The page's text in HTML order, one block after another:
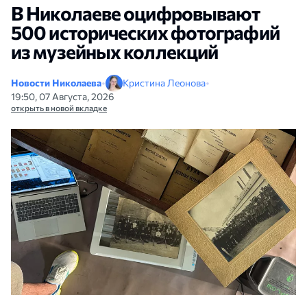
В Николаеве оцифровывают
500 исторических фотографий
из музейных коллекций
Новости Николаева• Кристина Леонова•
19:50, 07 Августа, 2026
открыть в новой вкладке